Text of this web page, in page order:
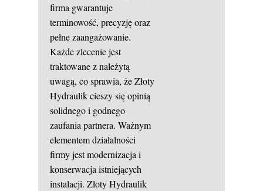
firma gwarantuje
terminowość, precyzję oraz
pełne zaangażowanie.
Każde zlecenie jest
traktowane z należytą
uwagą, co sprawia, że Złoty
Hydraulik cieszy się opinią
solidnego i godnego
zaufania partnera. Ważnym
elementem działalności
firmy jest modernizacja i
konserwacja istniejących
instalacji. Złoty Hydraulik